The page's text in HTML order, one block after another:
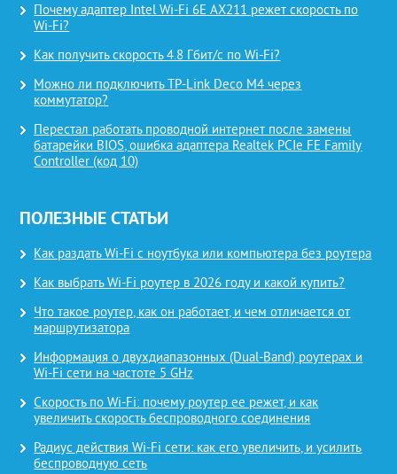
Почему адаптер Intel Wi-Fi 6E AX211 режет скорость по
Wi-Fi?
Как получить скорость 4.8 Гбит/с по Wi-Fi?
Можно ли подключить TP-Link Deco M4 через
коммутатор?
Перестал работать проводной интернет после замены
батарейки BIOS, ошибка адаптера Realtek PCIe FE Family
Controller (код 10)
ПОЛЕЗНЫЕ СТАТЬИ
Как раздать Wi-Fi с ноутбука или компьютера без роутера
Как выбрать Wi-Fi роутер в 2026 году и какой купить?
Что такое роутер, как он работает, и чем отличается от
маршрутизатора
Информация о двухдиапазонных (Dual-Band) роутерах и
Wi-Fi сети на частоте 5 GHz
Скорость по Wi-Fi: почему роутер ее режет, и как
увеличить скорость беспроводного соединения
Радиус действия Wi-Fi сети: как его увеличить, и усилить
беспроводную сеть